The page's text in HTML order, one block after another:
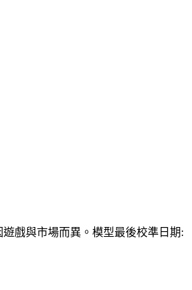
戲與市場而異。 模型最後校準日期: